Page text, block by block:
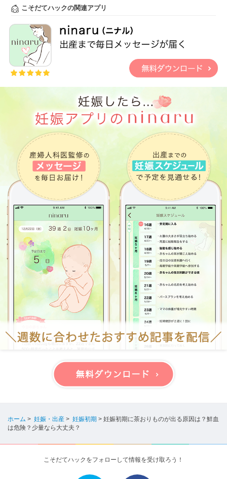
こそだてハックの関連アプリ
ホーム > 妊娠・出産 > 妊娠初期 > 妊娠初期に茶おりものが出る原因は？鮮血
は危険？少量なら大丈夫？
こそだてハックをフォローして情報を受け取ろう！